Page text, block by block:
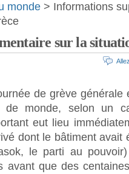
monde > Informations
sur la
de grève générale
de monde, selon un
eut lieu
dont le bâtiment avait
le parti au
avant que des